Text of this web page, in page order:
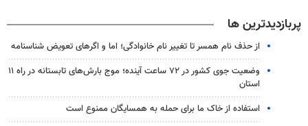
پربازدیدترین ها
از حذف نام همسر تا تغییر نام خانوادگی؛ اما و اگرهای تعویض شناسنامه
وضعیت جوی کشور در ۷۲ ساعت آینده؛ موج بارش‌های تابستانه در راه ۱۱
استان
استفاده از خاک ما برای حمله به همسایگان ممنوع است